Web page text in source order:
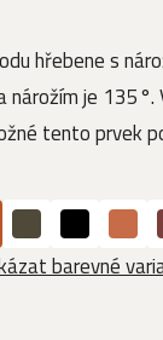
hřebene s
nárožím je
tento prvek
barevné